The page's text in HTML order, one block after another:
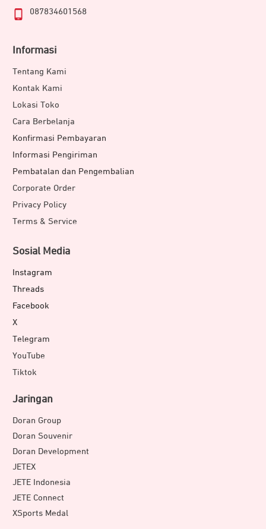
087834601568
Informasi
Tentang Kami
Kontak Kami
Lokasi Toko
Cara Berbelanja
Konfirmasi Pembayaran
Informasi Pengiriman
Pembatalan dan Pengembalian
Corporate Order
Privacy Policy
Terms & Service
Sosial Media
Instagram
Threads
Facebook
X
Telegram
YouTube
Tiktok
Jaringan
Doran Group
Doran Souvenir
Doran Development
JETEX
JETE Indonesia
JETE Connect
XSports Medal